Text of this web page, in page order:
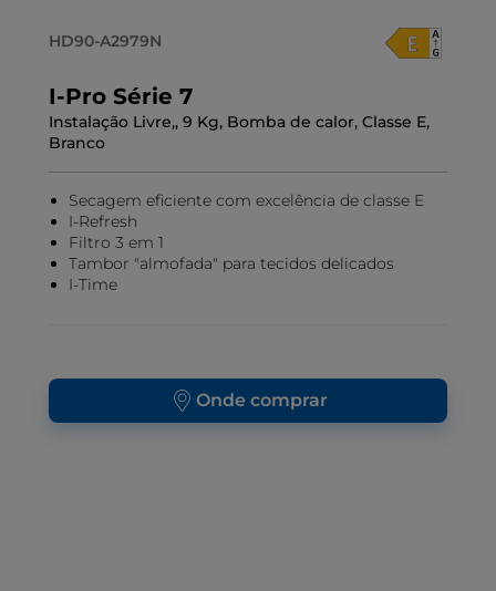
HD90-A2979N
I-Pro Série 7
Instalação Livre,, 9 Kg, Bomba de calor, Classe E,
Branco
Secagem eficiente com excelência de classe E
I-Refresh
Filtro 3 em 1
Tambor "almofada" para tecidos delicados
I-Time
Onde comprar